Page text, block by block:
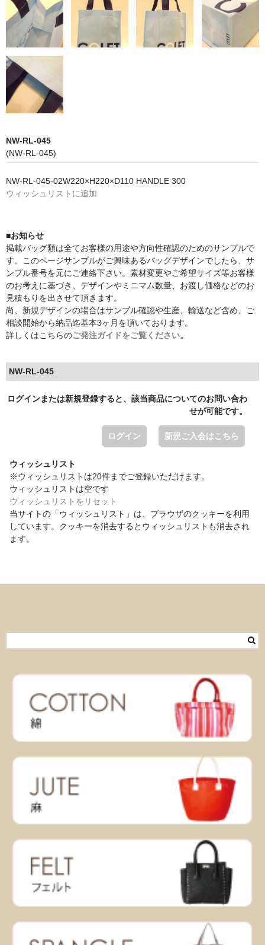
NW-RL-045
(NW-RL-045)
NW-RL-045-02W220×H220×D110 HANDLE 300
ウィッシュリストに追加
■お知らせ
掲載バッグ類は全てお客様の用途や方向性確認のためのサンプルで
す。このページサンプルがご興味あるバッグデザインでしたら、サ
ンプル番号を元にご連絡下さい。素材変更やご希望サイズ等お客様
のお考えに基づき、デザインやミニマム数量、お渡し価格などのお
見積もりを出させて頂きます。
尚、新規デザインの場合はサンプル確認や生産、輸送など含め、ご
相談開始から納品迄基本3ヶ月を頂いております。
詳しくはこちらのご発注ガイドをご覧ください。
NW-RL-045
ログインまたは新規登録すると、該当商品についてのお問い合わ
せが可能です。
ログイン 新規ご入会はこちら
ウィッシュリスト
※ウィッシュリストは20件までご登録いただけます。
ウィッシュリストは空です
ウィッシュリストをリセット
当サイトの「ウィッシュリスト」は、ブラウザのクッキーを利用
しています。クッキーを消去するとウィッシュリストも消去され
ます。